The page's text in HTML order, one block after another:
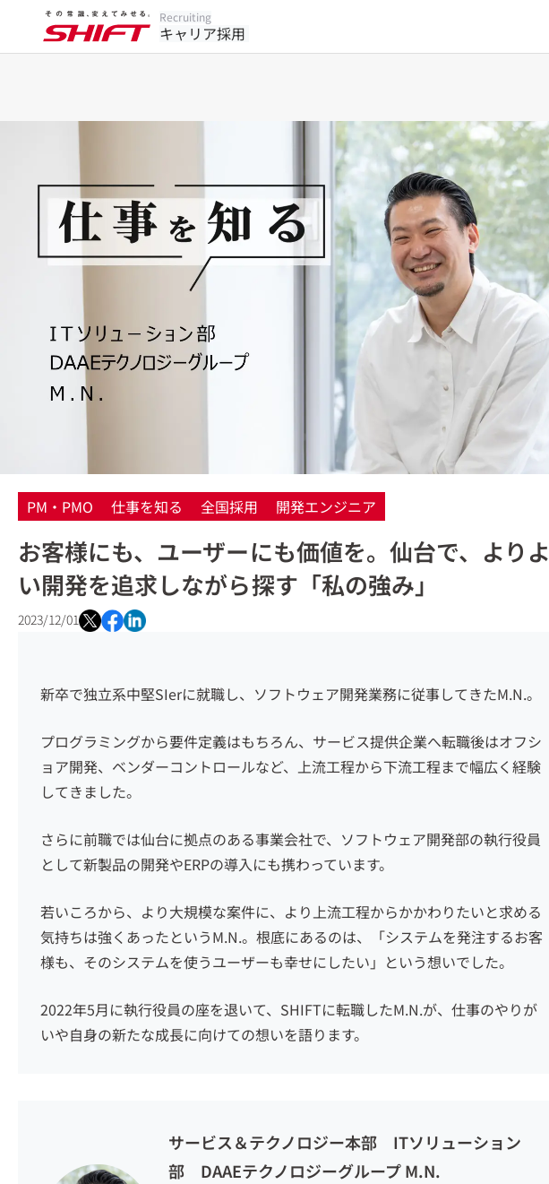
Recruiting
キャリア採用
PM・PMO 仕事を知る 全国採用 開発エンジニア
お客様にも、ユーザーにも価値を。仙台で、よりよ
い開発を追求しながら探す「私の強み」
2023/12/01
新卒で独立系中堅SIerに就職し、ソフトウェア開発業務に従事してきたM.N.。
プログラミングから要件定義はもちろん、サービス提供企業へ転職後はオフシ
ョア開発、ベンダーコントロールなど、上流工程から下流工程まで幅広く経験
してきました。
さらに前職では仙台に拠点のある事業会社で、ソフトウェア開発部の執行役員
として新製品の開発やERPの導入にも携わっています。
若いころから、より大規模な案件に、より上流工程からかかわりたいと求める
気持ちは強くあったというM.N.。根底にあるのは、「システムを発注するお客
様も、そのシステムを使うユーザーも幸せにしたい」という想いでした。
2022年5月に執行役員の座を退いて、SHIFTに転職したM.N.が、仕事のやりが
いや自身の新たな成長に向けての想いを語ります。
サービス＆テクノロジー本部 ITソリューション
部 DAAEテクノロジーグループ M.N.